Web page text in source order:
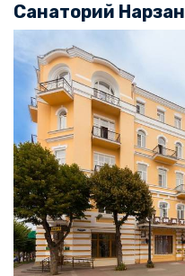
Санаторий Нарзан